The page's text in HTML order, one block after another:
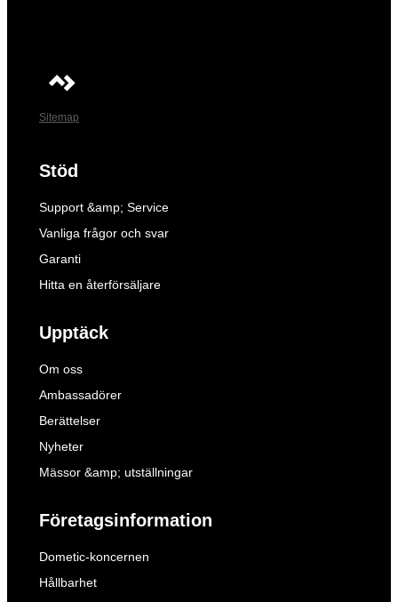
Sitemap
Stöd
Support &amp; Service
Vanliga frågor och svar
Garanti
Hitta en återförsäljare
Upptäck
Om oss
Ambassadörer
Berättelser
Nyheter
Mässor &amp; utställningar
Företagsinformation
Dometic-koncernen
Hållbarhet